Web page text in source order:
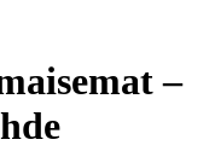
–